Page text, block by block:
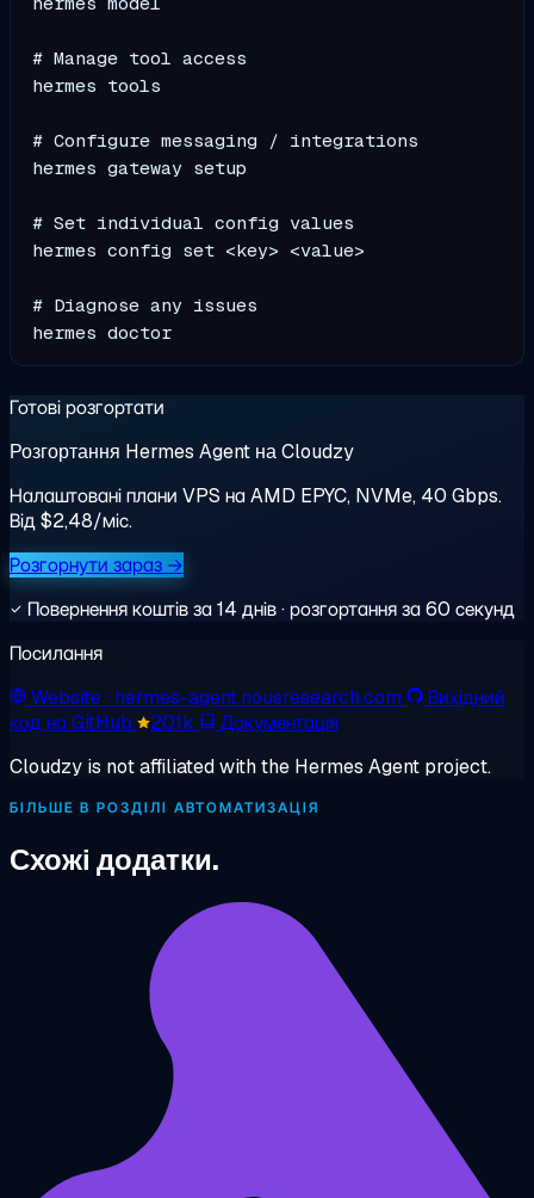
# Manage tool access
hermes tools
# Configure messaging / integrations
hermes gateway setup
# Set individual config values
hermes config set <key> <value>
# Diagnose any issues
Готові розгортати
Розгортання Hermes Agent на Cloudzy
Налаштовані плани VPS на AMD EPYC, NVMe, 40 Gbps.
Від $2,48/міс.
Розгорнути зараз →
Повернення коштів за 14 днів · розгортання за 60 секунд
Посилання
Website· hermes-agent.nousresearch.com
Вихідний
код на GitHub
201k
Документація
Cloudzy is not affiliated with the Hermes Agent project.
БІЛЬШЕ В РОЗДІЛІ АВТОМАТИЗАЦІЯ
Схожі додатки.